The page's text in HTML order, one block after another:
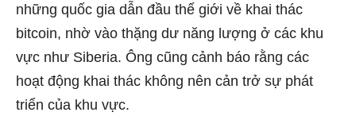
những quốc gia dẫn đầu thế giới về khai thác
bitcoin, nhờ vào thặng dư năng lượng ở các khu
vực như Siberia. Ông cũng cảnh báo rằng các
hoạt động khai thác không nên cản trở sự phát
triển của khu vực.